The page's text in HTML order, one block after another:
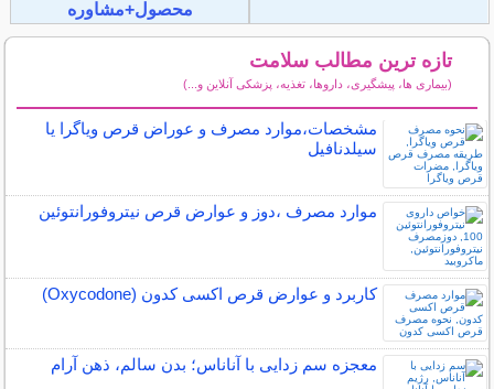
محصول+مشاوره
تازه ترین مطالب سلامت
(بیماری ها، پیشگیری، داروها، تغذیه، پزشکی آنلاین و...)
مشخصات،موارد مصرف و عوراض قرص ویاگرا یا
سیلدنافیل
موارد مصرف ،دوز و عوارض قرص نیتروفورانتوئین
کاربرد و عوارض قرص اکسی کدون (Oxycodone)
معجزه سم زدایی با آناناس؛ بدن سالم، ذهن آرام